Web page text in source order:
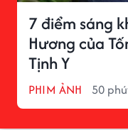
7 điểm sáng
Hương của
Tịnh Y
PHIM ẢNH 50